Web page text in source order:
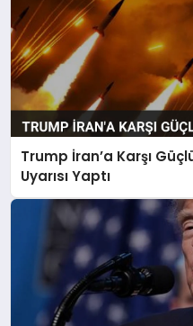
Trump İran’a Karşı
Uyarısı Yaptı